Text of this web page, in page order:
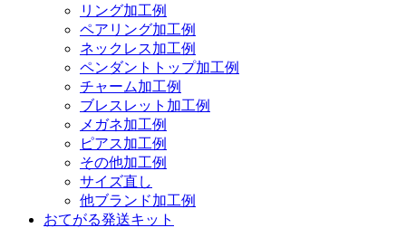
リング加工例
ペアリング加工例
ネックレス加工例
ペンダントトップ加工例
チャーム加工例
ブレスレット加工例
メガネ加工例
ピアス加工例
その他加工例
サイズ直し
他ブランド加工例
おてがる発送キット